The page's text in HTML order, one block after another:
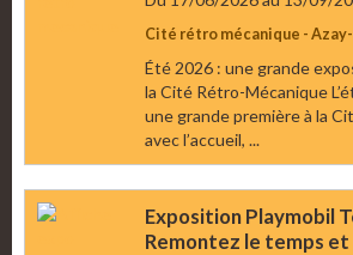
Cité rétro mécanique -
Été 2026 : une grande
la Cité Rétro-Mécanique
une grande première à la
avec l’accueil, ...
Exposition Playmobil
Remontez le temps et